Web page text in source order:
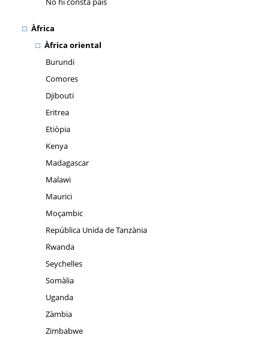
Àfrica
Àfrica oriental
Burundi
Comores
Djibouti
Eritrea
Etiòpia
Kenya
Madagascar
Malawi
Maurici
Moçambic
República Unida de Tanzània
Rwanda
Seychelles
Somàlia
Uganda
Zàmbia
Zimbabwe